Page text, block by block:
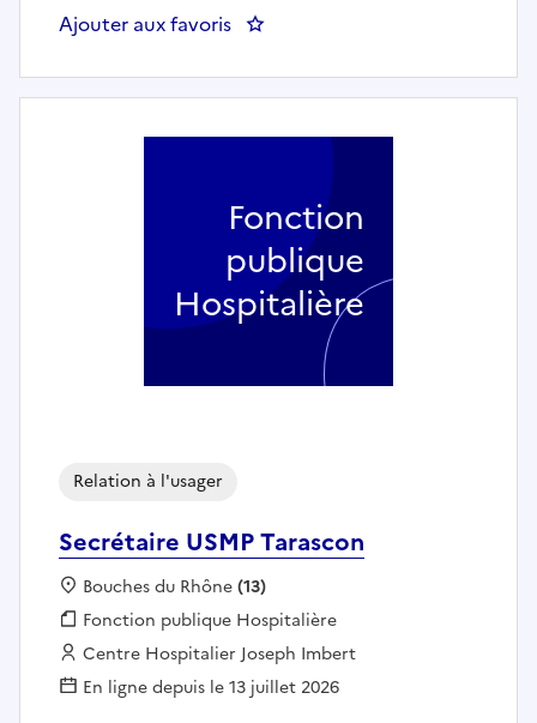
Ajouter aux favoris : Agent de restauration F/H
Secrétaire USMP Tarascon
Relation à l'usager
Localisation :
Bouches du Rhône(13)
Fonction publique :
Fonction publique Hospitalière
Employeur :
Centre Hospitalier Joseph Imbert
En ligne depuis le 13 juillet 2026
Fonction
publique
Hospitalière